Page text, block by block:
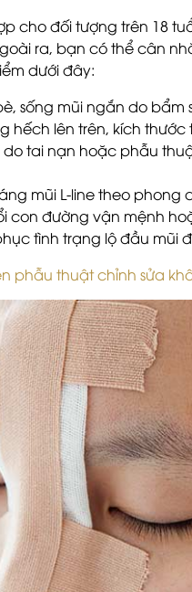
cho đối tượng trên 18
ra, bạn có thể cân
dưới đây:
sống mũi ngắn do bẩm
hếch lên trên, kích thước
tai nạn hoặc phẫu
mũi L-line theo phong
con đường vận mệnh
tình trạng lộ đầu mũi
phẫu thuật chỉnh sửa